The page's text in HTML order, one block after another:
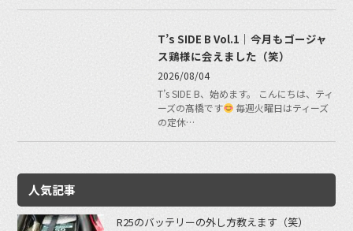
T’s SIDE B Vol.1｜今月もゴージャ
ス鶏様に会えました（笑）
2026/08/04
T’s SIDE B、始めます。 こんにちは、ティ
ーズの髙橋です
毎週火曜日はティーズ
の定休…
人気記事
R25のバッテリーの外し方教えます（笑）